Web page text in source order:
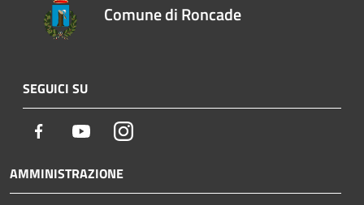
Comune di Roncade
SEGUICI SU
Facebook YoutubeInstagram
AMMINISTRAZIONE